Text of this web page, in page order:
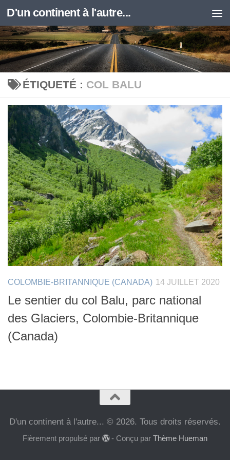
Skip to content
D'un continent à l'autre...
ÉTIQUETÉ : COL BALU
COLOMBIE-BRITANNIQUE (CANADA) 14 JUILLET 2020
Le sentier du col Balu, parc national
des Glaciers, Colombie-Britannique
(Canada)
D'un continent à l'autre... © 2026. Tous droits réservés.
Fièrement propulsé par - Conçu parThème Hueman